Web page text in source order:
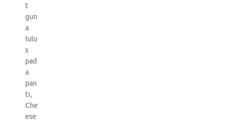
t
gun
a
lulu
s
pad
a
pan
ti,
Che
ese